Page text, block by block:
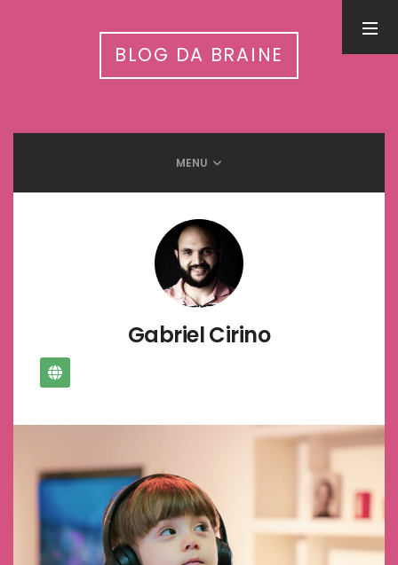
BLOG DA BRAINE
MENU
Gabriel Cirino
Inteligência Artificial nas APAEs: workshop nacional conecta
5 Benefícios da humanização do trabalho
Meditação e Cérebro: Descubra os benefícios científicos